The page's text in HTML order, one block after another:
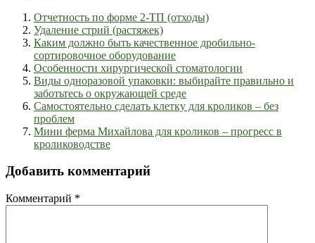
Отчетность по форме 2-ТП (отходы)
Удаление стрий (растяжек)
Каким должно быть качественное дробильно-
сортировочное оборудование
Особенности хирургической стоматологии
Виды одноразовой упаковки: выбирайте правильно и
заботьтесь о окружающей среде
Самостоятельно сделать клетку для кроликов – без
проблем
Мини ферма Михайлова для кроликов – прогресс в
кролиководстве
Добавить комментарий
Комментарий *